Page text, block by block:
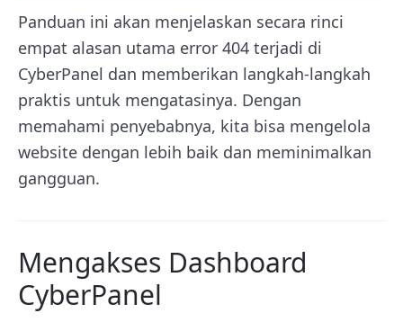
Panduan ini akan menjelaskan secara rinci
empat alasan utama error 404 terjadi di
CyberPanel dan memberikan langkah-langkah
praktis untuk mengatasinya. Dengan
memahami penyebabnya, kita bisa mengelola
website dengan lebih baik dan meminimalkan
gangguan.
Mengakses Dashboard
CyberPanel